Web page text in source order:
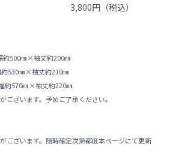
3,800円（税込）
約500㎜×袖丈約200㎜
530㎜×袖丈約210㎜
約570㎜×袖丈約220㎜
ざいます。予めご了承ください。
ございます。随時確定次第都度本ページにて更新